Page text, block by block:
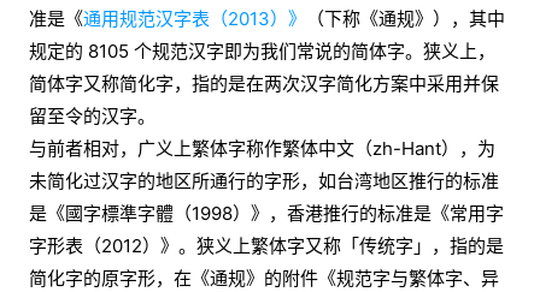
准是《通用规范汉字表（2013）》
（下称《通规》），其中
规定的 8105 个规范汉字即为我们常说的简体字。狭义上，
简体字又称简化字，指的是在两次汉字简化方案中采用并保
留至令的汉字。
与前者相对，广义上繁体字称作繁体中文（zh-Hant），为
未简化过汉字的地区所通行的字形，如台湾地区推行的标准
是《國字標準字體（1998）》，香港推行的标准是《常用字
字形表（2012）》。狭义上繁体字又称「传统字」，指的是
简化字的原字形，在《通规》的附件《规范字与繁体字、异